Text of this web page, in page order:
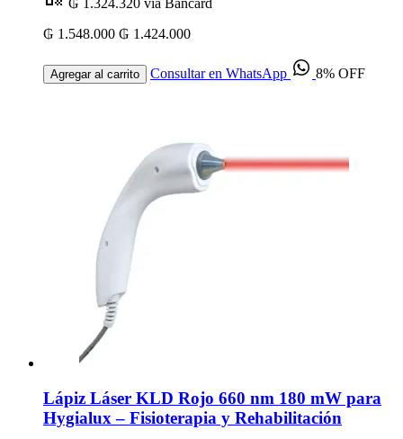
₲ 1.324.320 vía Bancard
₲ 1.548.000 ₲ 1.424.000
Agregar al carrito Consultar en WhatsApp 8% OFF
Lápiz Láser KLD Rojo 660 nm 180 mW para
Hygialux – Fisioterapia y Rehabilitación